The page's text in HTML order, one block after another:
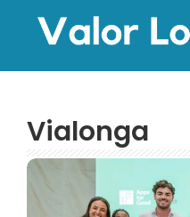
Vialonga